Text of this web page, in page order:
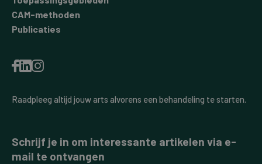
CAM-methoden
Publicaties
Raadpleeg altijd jouw arts alvorens een behandeling te starten.
Schrijf je in om interessante artikelen via e-
mail te ontvangen